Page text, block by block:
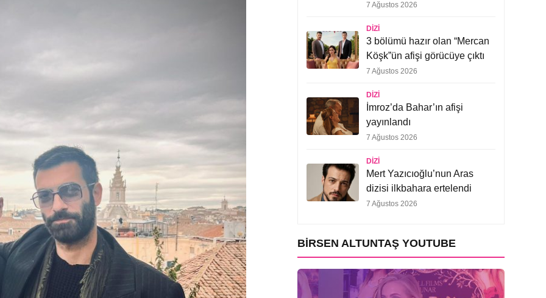
7 Ağustos 2026
DIZI
3 bölümü hazır olan “Mercan
Köşk”ün afişi görücüye çıktı
7 Ağustos 2026
DIZI
İmroz’da Bahar’ın afişi
yayınlandı
7 Ağustos 2026
DIZI
Mert Yazıcıoğlu’nun Aras
dizisi ilkbahara ertelendi
7 Ağustos 2026
BIRSEN ALTUNTAŞ YOUTUBE